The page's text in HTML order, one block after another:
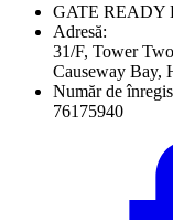
GATE READY
Adresă:
31/F, Tower
Causeway Bay,
Număr de
76175940